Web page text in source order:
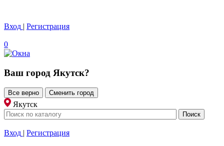
Вход | Регистрация
0
Ваш город Якутск?
Все верно Сменить город
Якутск
Вход | Регистрация